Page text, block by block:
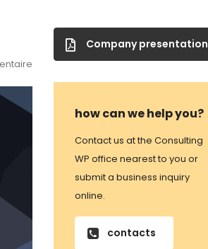
Company presentation
how can we help you?
Contact us at the Consulting
WP office nearest to you or
submit a business inquiry
online.
contacts